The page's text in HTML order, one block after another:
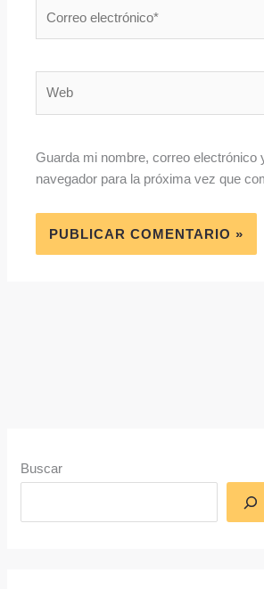
electrónico*
Guarda mi nombre, correo electrónico
navegador para la próxima vez que
Buscar